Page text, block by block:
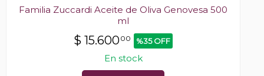
Familia Zuccardi Aceite de Oliva Genovesa 500
ml
$ 15.60000 %35 OFF
En stock